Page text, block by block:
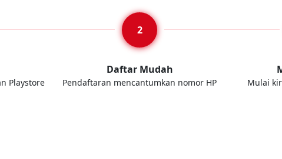
Playstore
Daftar Mudah
Pendaftaran mencantumkan nomor HP Mulai